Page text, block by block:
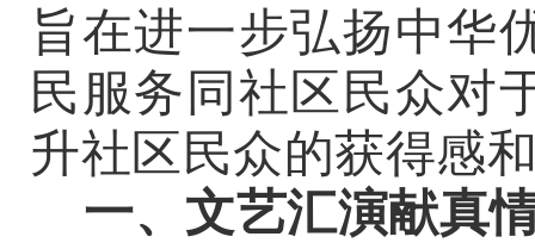
旨在进一步弘扬中华
民服务同社区民众对
升社区民众的获得感
一、文艺汇演献真